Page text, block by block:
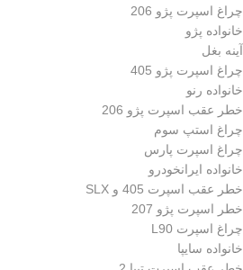
چراغ اسپرت پژو 206
خانواده پژو
آینه بغل
چراغ اسپرت پژو 405
خانواده رنو
خطر عقب اسپرت پژو 206
چراغ استپ سوم
چراغ اسپرت پارس
خانواده ایرانخودرو
خطر عقب اسپرت 405 و SLX
خطر اسپرت پژو 207
چراغ اسپرت L90
خانواده سایپا